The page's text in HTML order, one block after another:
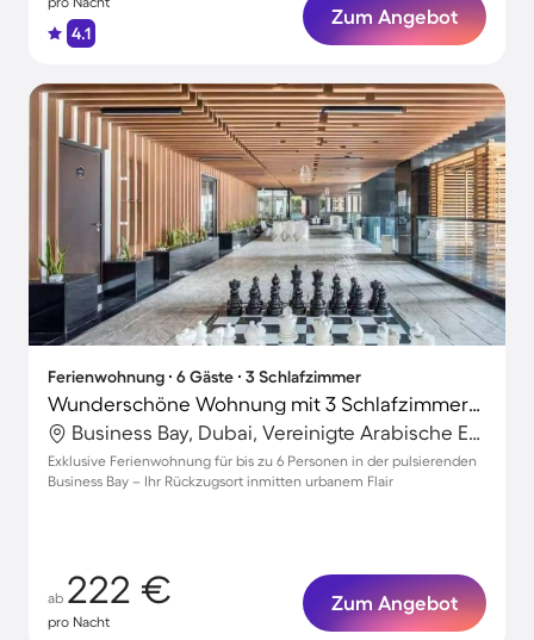
4.1
Zum Angebot
Ferienwohnung ∙ 6 Gäste ∙ 3 Schlafzimmer
Wunderschöne Wohnung mit 3 Schlafzimmern für 6 Personen
Business Bay, Dubai, Vereinigte Arabische Emirate
Exklusive Ferienwohnung für bis zu 6 Personen in der pulsierenden
Business Bay – Ihr Rückzugsort inmitten urbanem Flair
ab 222 €
pro Nacht
Zum Angebot